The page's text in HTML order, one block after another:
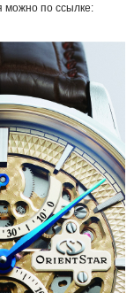
можно по ссылке: